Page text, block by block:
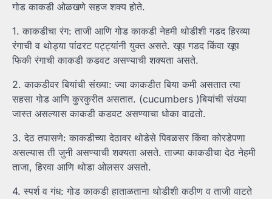
गोड काकडी ओळखणे सहज शक्य होते.
1. काकडीचा रंग: ताजी आणि गोड काकडी नेहमी थोडीशी गडद हिरव्या
रंगाची व थोड्या पांढरट पट्ट्यांनी युक्त असते. खूप गडद किंवा खूप
फिकी रंगाची काकडी कडवट असण्याची शक्यता असते.
2. काकडीवर बियांची संख्या: ज्या काकडीत बिया कमी असतात त्या
सहसा गोड आणि कुरकुरीत असतात. (cucumbers )बियांची संख्या
जास्त असल्यास काकडी कडवट असण्याचा धोका वाढतो.
3. देठ तपासणे: काकडीच्या देठावर थोडेसे पिवळसर किंवा कोरडेपणा
असल्यास ती जुनी असण्याची शक्यता असते. ताज्या काकडीचा देठ नेहमी
ताजा, हिरवा आणि थोडा ओलसर असतो.
4. स्पर्श व गंध: गोड काकडी हाताळताना थोडीशी कठीण व ताजी वाटते